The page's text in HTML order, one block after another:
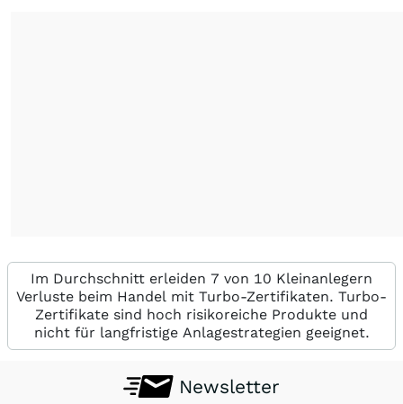
Im Durchschnitt erleiden 7 von 10 Kleinanlegern
Verluste beim Handel mit Turbo-Zertifikaten. Turbo-
Zertifikate sind hoch risikoreiche Produkte und
nicht für langfristige Anlagestrategien geeignet.
Newsletter